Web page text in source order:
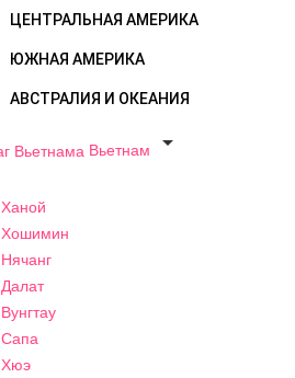
ЦЕНТРАЛЬНАЯ АМЕРИКА
ЮЖНАЯ АМЕРИКА
АВСТРАЛИЯ И ОКЕАНИЯ
Вьетнам

Ханой
Хошимин
Нячанг
Далат
Вунгтау
Сапа
Хюэ